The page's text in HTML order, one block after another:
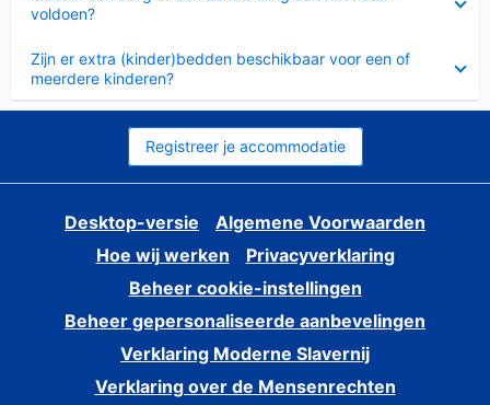
voldoen?
Zijn er extra (kinder)bedden beschikbaar voor een of
meerdere kinderen?
Registreer je accommodatie
Desktop-versie
Algemene Voorwaarden
Hoe wij werken
Privacyverklaring
Beheer cookie-instellingen
Beheer gepersonaliseerde aanbevelingen
Verklaring Moderne Slavernij
Verklaring over de Mensenrechten